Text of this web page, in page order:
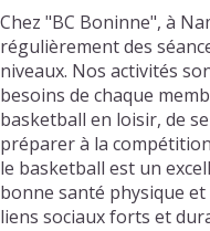
Chez "BC Boninne", à
régulièrement des
niveaux. Nos activités
besoins de chaque
basketball en loisir, de
préparer à la
le basketball est un
bonne santé physique
liens sociaux forts et